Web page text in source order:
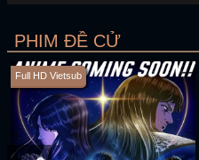
PHIM ĐỀ CỬ
Full HD Vietsub